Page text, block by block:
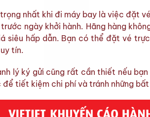
nhất khi đi máy bay là việc đặt
ngày khởi hành. Hãng hàng
siêu hấp dẫn. Bạn có thể đặt vé
tín.
lý ký gửi cũng rất cần thiết nếu
để tiết kiệm chi phí và tránh những